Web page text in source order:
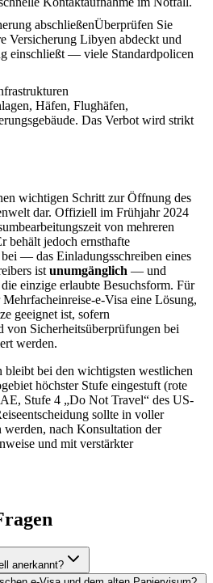
abschließenÜberprüfen Sie
Versicherung Libyen abdeckt und
einschließt — viele Standardpolicen
Häfen, Flughäfen,
Das Verbot wird strikt
wichtigen Schritt zur Öffnung des
dar. Offiziell im Frühjahr 2024
von mehreren
behält jedoch ernsthafte
— das Einladungsschreiben eines
ist unumgänglich — und
einzige erlaubte Besuchsform. Für
Mehrfacheinreise-e-Visa eine Lösung,
geeignet ist, sofern
von Sicherheitsüberprüfungen bei
werden.
bleibt bei den wichtigsten westlichen
höchster Stufe eingestuft (rote
Stufe 4 „Do Not Travel“ des US-
sollte in voller
nach Konsultation der
und mit verstärkter
anerkannt?